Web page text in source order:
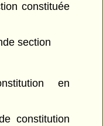
constituée
section
en
constitution